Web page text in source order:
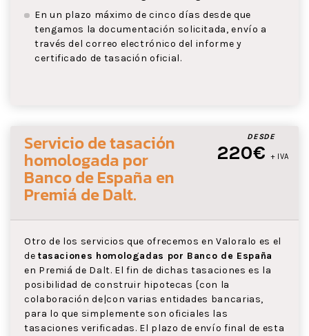
En un plazo máximo de cinco días desde que
tengamos la documentación solicitada, envío a
través del correo electrónico del informe y
certificado de tasación oficial.
DESDE
220€ + IVA
Servicio de tasación
homologada por
Banco de España en
Premiá de Dalt.
Otro de los servicios que ofrecemos en Valoralo es el
de tasaciones homologadas por Banco de España
en Premiá de Dalt. El fin de dichas tasaciones es la
posibilidad de construir hipotecas {con la
colaboración de|con varias entidades bancarias,
para lo que simplemente son oficiales las
tasaciones verificadas. El plazo de envío final de esta